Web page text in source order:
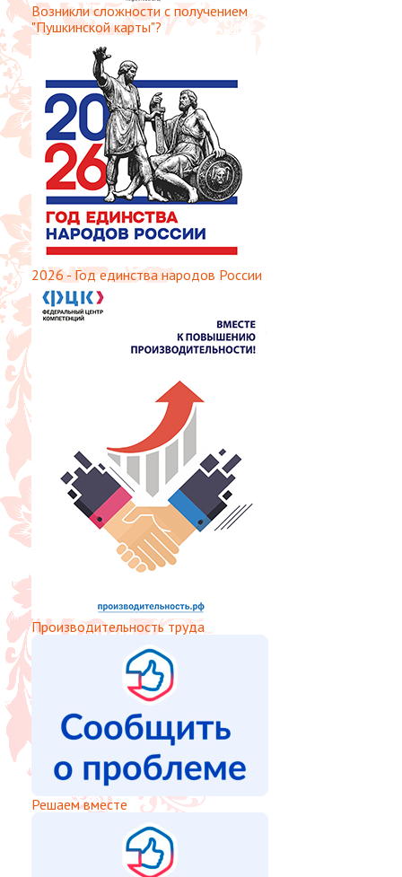
Возникли сложности с получением
"Пушкинской карты"?
2026 - Год единства народов России
Производительность труда
Решаем вместе